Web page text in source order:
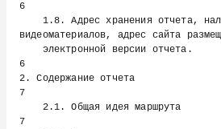
6
видеоматериалов, адрес сайта
6
2. Содержание отчета
7
7